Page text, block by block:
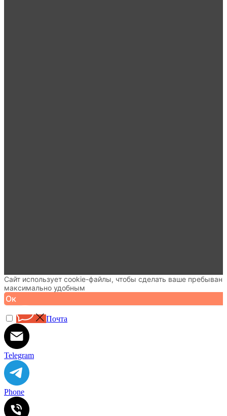
Сайт использует cookie-файлы, чтобы сделать ваше
максимально удобным
Ок
Почта
Telegram
Phone